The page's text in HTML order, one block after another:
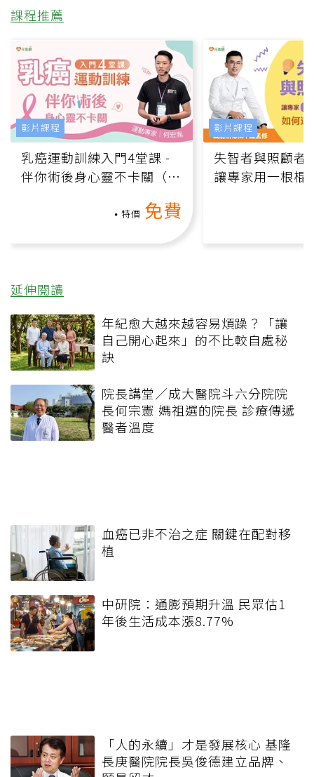
課程推薦
乳癌運動訓練入門4堂課 -
伴你術後身心靈不卡關（線
特價 免費
影片課程
失智者與照顧者
讓專家用一根棍
影片課程
延伸閱讀
年紀愈大越來越容易煩躁？「讓
自己開心起來」的不比較自處秘
訣
院長講堂／成大醫院斗六分院院
長何宗憲 媽祖選的院長 診療傳遞
醫者溫度
血癌已非不治之症 關鍵在配對移
植
中研院：通膨預期升溫 民眾估1
年後生活成本漲8.77%
「人的永續」才是發展核心 基隆
長庚醫院院長吳俊德建立品牌、